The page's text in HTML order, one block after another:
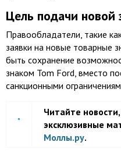
Цель подачи новой
Правообладатели, такие
заявки на новые товарные
быть сохранение
знаком Tom Ford, вместо
санкционными
Читайте
эксклюзивные
Моллы.ру.